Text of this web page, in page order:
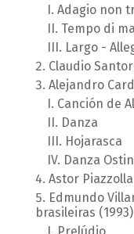
Adagio non
Tempo di
Largo -
Claudio
Alejandro
Canción de
Danza
Hojarasca
Danza
Astor
Edmundo
brasileiras